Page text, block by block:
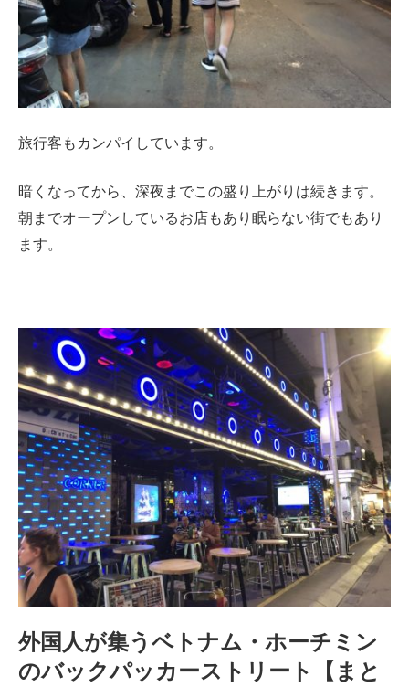
旅行客もカンパイしています。
暗くなってから、深夜までこの盛り上がりは続きます。
朝までオープンしているお店もあり眠らない街でもあり
ます。
外国人が集うベトナム・ホーチミン
のバックパッカーストリート【まと